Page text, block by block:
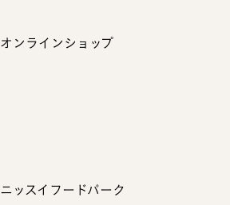
オンラインショップ
ニッスイフードパーク